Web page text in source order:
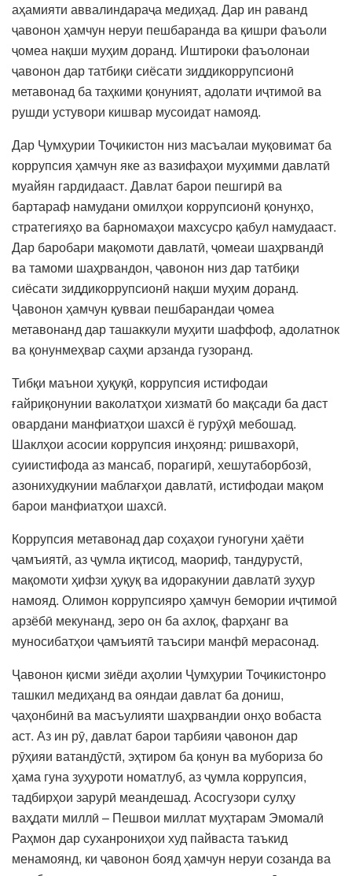
аҳамияти аввалиндараҷа медиҳад. Дар ин раванд
ҷавонон ҳамчун неруи пешбаранда ва қишри фаъоли
ҷомеа нақши муҳим доранд. Иштироки фаъолонаи
ҷавонон дар татбиқи сиёсати зиддикоррупсионӣ
метавонад ба таҳкими қонуният, адолати иҷтимоӣ ва
рушди устувори кишвар мусоидат намояд.
Дар Ҷумҳурии Тоҷикистон низ масъалаи муқовимат ба
коррупсия ҳамчун яке аз вазифаҳои муҳимми давлатӣ
муайян гардидааст. Давлат барои пешгирӣ ва
бартараф намудани омилҳои коррупсионӣ қонунҳо,
стратегияҳо ва барномаҳои махсусро қабул намудааст.
Дар баробари мақомоти давлатӣ, ҷомеаи шаҳрвандӣ
ва тамоми шаҳрвандон, ҷавонон низ дар татбиқи
сиёсати зиддикоррупсионӣ нақши муҳим доранд.
Ҷавонон ҳамчун қувваи пешбарандаи ҷомеа
метавонанд дар ташаккули муҳити шаффоф, адолатнок
ва қонунмеҳвар саҳми арзанда гузоранд.
Тибқи маънои ҳуқуқӣ, коррупсия истифодаи
ғайриқонунии ваколатҳои хизматӣ бо мақсади ба даст
овардани манфиатҳои шахсӣ ё гурӯҳӣ мебошад.
Шаклҳои асосии коррупсия инҳоянд: ришвахорӣ,
суиистифода аз мансаб, порагирӣ, хешутаборбозӣ,
азонихудкунии маблағҳои давлатӣ, истифодаи мақом
барои манфиатҳои шахсӣ.
Коррупсия метавонад дар соҳаҳои гуногуни ҳаёти
ҷамъиятӣ, аз ҷумла иқтисод, маориф, тандурустӣ,
мақомоти ҳифзи ҳуқуқ ва идоракунии давлатӣ зуҳур
намояд. Олимон коррупсияро ҳамчун бемории иҷтимоӣ
арзёбӣ мекунанд, зеро он ба ахлоқ, фарҳанг ва
муносибатҳои ҷамъиятӣ таъсири манфӣ мерасонад.
Ҷавонон қисми зиёди аҳолии Ҷумҳурии Тоҷикистонро
ташкил медиҳанд ва ояндаи давлат ба дониш,
ҷаҳонбинӣ ва масъулияти шаҳрвандии онҳо вобаста
аст. Аз ин рӯ, давлат барои тарбияи ҷавонон дар
рӯҳияи ватандӯстӣ, эҳтиром ба қонун ва мубориза бо
ҳама гуна зуҳуроти номатлуб, аз ҷумла коррупсия,
тадбирҳои зарурӣ меандешад. Асосгузори сулҳу
ваҳдати миллӣ – Пешвои миллат муҳтарам Эмомалӣ
Раҳмон дар суханрониҳои худ пайваста таъкид
менамоянд, ки ҷавонон бояд ҳамчун неруи созанда ва